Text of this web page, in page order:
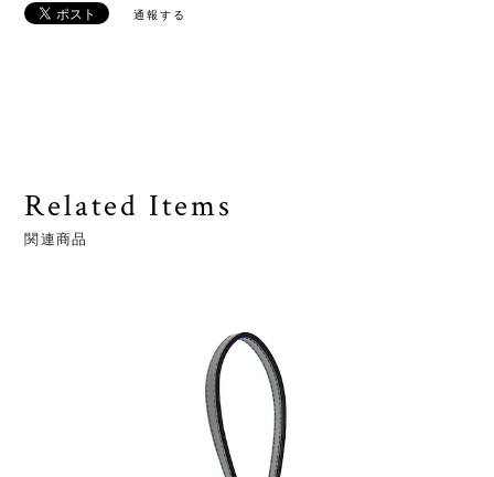
通報する
Related Items
関連商品